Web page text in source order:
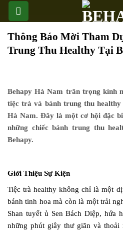
Thông Báo Mời Tham
Trung Thu Healthy Tại
Behapy Hà Nam trân trọng kính
tiệc trà và bánh trung thu
Hà Nam. Đây là một cơ hội đặc
những chiếc bánh trung thu
Behapy.
Giới Thiệu Sự Kiện
Tiệc trà healthy không chỉ là một
bánh tinh hoa mà còn là một trải
Shan tuyết ủ Sen Bách Diệp, hứa
những phút giây thư giãn và thoải